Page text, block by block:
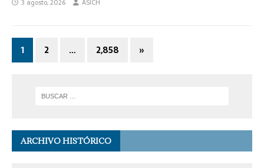
3 agosto, 2026 ASICH
1 2 … 2,858 »
ARCHIVO HISTÓRICO